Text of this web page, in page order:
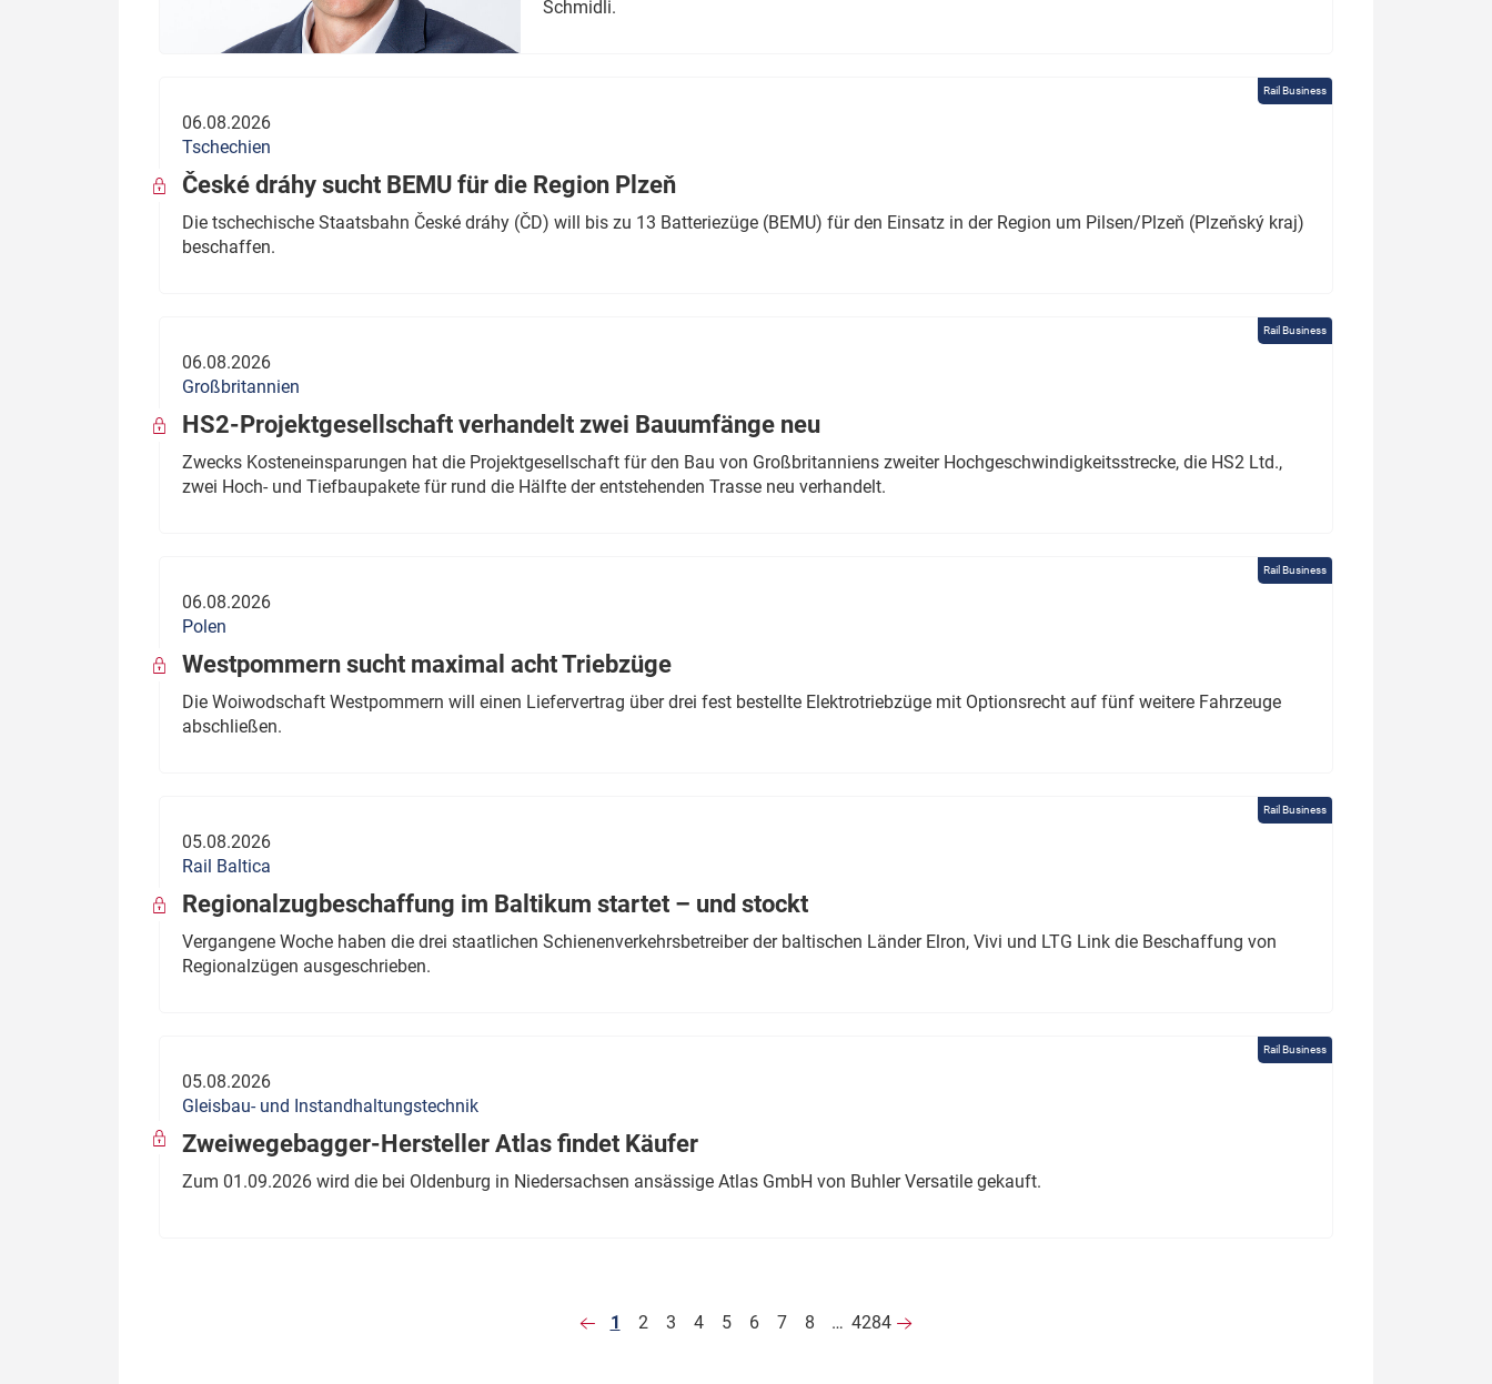
Schmidli.
Rail Business
06.08.2026
Tschechien
České dráhy sucht BEMU für die Region Plzeň
Die tschechische Staatsbahn České dráhy (ČD) will bis zu 13 Batteriezüge (BEMU) für den Einsatz in der Region um Pilsen/Plzeň (Plzeňský kraj)
beschaffen.
Rail Business
06.08.2026
Großbritannien
HS2-Projektgesellschaft verhandelt zwei Bauumfänge neu
Zwecks Kosteneinsparungen hat die Projektgesellschaft für den Bau von Großbritanniens zweiter Hochgeschwindigkeitsstrecke, die HS2 Ltd.,
zwei Hoch- und Tiefbaupakete für rund die Hälfte der entstehenden Trasse neu verhandelt.
Rail Business
06.08.2026
Polen
Westpommern sucht maximal acht Triebzüge
Die Woiwodschaft Westpommern will einen Liefervertrag über drei fest bestellte Elektrotriebzüge mit Optionsrecht auf fünf weitere Fahrzeuge
abschließen.
Rail Business
05.08.2026
Rail Baltica
Regionalzugbeschaffung im Baltikum startet – und stockt
Vergangene Woche haben die drei staatlichen Schienenverkehrsbetreiber der baltischen Länder Elron, Vivi und LTG Link die Beschaffung von
Regionalzügen ausgeschrieben.
Rail Business
05.08.2026
Gleisbau- und Instandhaltungstechnik
Zweiwegebagger-Hersteller Atlas findet Käufer
Zum 01.09.2026 wird die bei Oldenburg in Niedersachsen ansässige Atlas GmbH von Buhler Versatile gekauft.
1 2 3 4 5 6 7 8 … 4284